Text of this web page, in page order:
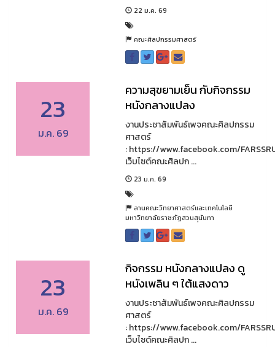
22 ม.ค. 69
คณะศิลปกรรมศาสตร์
23
ม.ค. 69
ความสุขยามเย็น กับกิจกรรม
หนังกลางแปลง
งานประชาสัมพันธ์เพจคณะศิลปกรรม
ศาสตร์
: https://www.facebook.com/
เว็บไซต์คณะศิลปก ...
23 ม.ค. 69
ลานคณะวิทยาศาสตร์และเทคโนโลยี
มหาวิทยาลัยราชภัฏสวนสุนันทา
23
ม.ค. 69
กิจกรรม หนังกลางแปลง ดู
หนังเพลิน ๆ ใต้แสงดาว
งานประชาสัมพันธ์เพจคณะศิลปกรรม
ศาสตร์
: https://www.facebook.com/
เว็บไซต์คณะศิลปก ...